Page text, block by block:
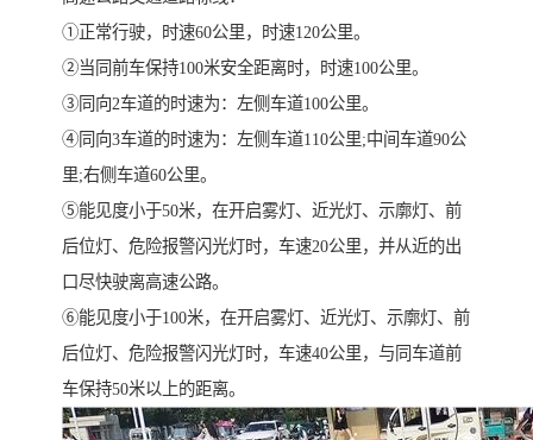
①正常行驶，时速60公里，时速120公里。
②当同前车保持100米安全距离时，时速100公里。
③同向2车道的时速为：左侧车道100公里。
④同向3车道的时速为：左侧车道110公里;中间车道90公
里;右侧车道60公里。
⑤能见度小于50米，在开启雾灯、近光灯、示廓灯、前
后位灯、危险报警闪光灯时，车速20公里，并从近的出
口尽快驶离高速公路。
⑥能见度小于100米，在开启雾灯、近光灯、示廓灯、前
后位灯、危险报警闪光灯时，车速40公里，与同车道前
车保持50米以上的距离。